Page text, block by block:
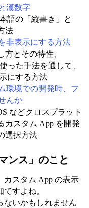
漢数字
語の「縦書き」と
法
非表示にする方法
方とその特性、
った手法を通して、
にする方法
環境での開発時、フ
んか
などクロスプラット
カスタム App を開発
選択方法
ンス」のこと
カスタム App の表示
すよね。
ないかもしれません